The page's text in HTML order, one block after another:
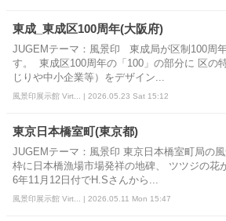
東成_東成区100周年(大阪府)
JUGEMテーマ：風景印 東成局が区制100周
す。 東成区100周年の「100」の部分に 区の
じりや中小企業等）をデザイン...
風景印展示館 Virt... | 2026.05.23 Sat 15:12
東京日本橋室町(東京都)
JUGEMテーマ：風景印 東京日本橋室町局の
枠に日本橋漁場市場発祥の地碑、 ツツジの花
6年11月12日付でH.Sさんから...
風景印展示館 Virt... | 2026.05.11 Mon 15:47